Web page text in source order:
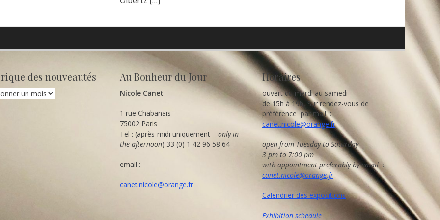
des nouveautés Au Bonheur du Jour
Nicole Canet
1 rue Chabanais
75002 Paris
Tel : (après-midi uniquement – only in
the afternoon) 33 (0) 1 42 96 58 64
email :
canet.nicole@orange.fr
Horaires
ouvert du mardi au samedi
de 15h à 19h, Sur rendez-vous de
préférence par mail :
canet.nicole@orange.fr
open from Tuesday to Saturday
3 pm to 7:00 pm
with appointment preferably by email :
canet.nicole@orange.fr
Calendrier des expositions
Exhibition schedule